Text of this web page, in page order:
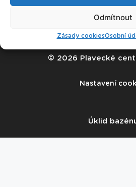
Odmítnout
Zásady cookiesOsobní
© 2026 Plavecké
Nastavení
Úklid